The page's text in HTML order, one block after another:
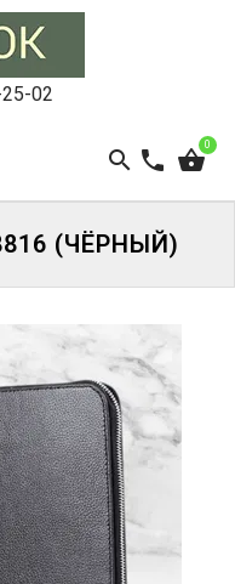
02
0
(ЧЁРНЫЙ)